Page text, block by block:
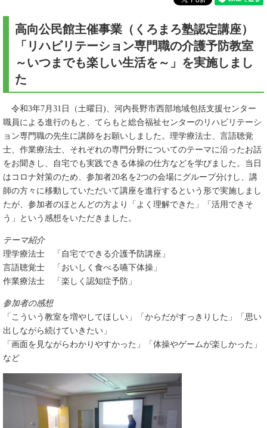
高向公民館主催事業（くろまろ塾認定講座）
「リハビリテーション専門職の介護予防教室
～いつまでも楽しい生活を～」を実施しまし
た
令和3年7月31日（土曜日)、 河内長野市西部地域包括支援センター
職員による進行のもと、てらもと総合福祉センターのリハビリテーシ
ョン専門職の先生に講師をお願いしました。理学療法士、言語聴覚
士、作業療法士、それぞれの専門分野についてのテーマに沿ったお話
をお聞きし、自宅でも実践できる体操の仕方などを学びました。当日
はコロナ対策のため、参加者20名 を2つの会場にグループ分けし、講
師の方々に移動していただいて講座を進行するという形で実施しまし
たが、参加者のほとんどの方より「よく理解できた」「活用できそ
う」という感想をいただきました。
テーマ紹介
理学療法士 「自宅でできる介護予防講座」
言語聴覚士 「おいしく食べる嚥下体操」
作業療法士 「楽しく認知症予防」
参加者の感想
「こういう教室を増やしてほしい」「からだがすっきりした」「思い
出しながら続けていきたい」
「画面を見ながらわかりやすかった」「体操やゲームが楽しかった」
など